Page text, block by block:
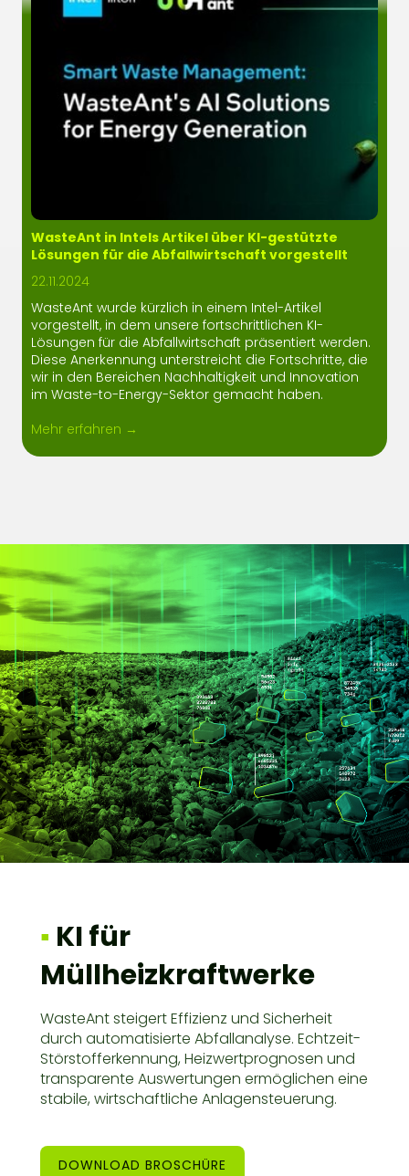
WasteAnt in Intels Artikel über KI-gestützte
Lösungen für die Abfallwirtschaft vorgestellt
22.11.2024
WasteAnt wurde kürzlich in einem Intel-Artikel
vorgestellt, in dem unsere fortschrittlichen KI-
Lösungen für die Abfallwirtschaft präsentiert werden.
Diese Anerkennung unterstreicht die Fortschritte, die
wir in den Bereichen Nachhaltigkeit und Innovation
im Waste-to-Energy-Sektor gemacht haben.
Mehr erfahren →
▪ KI für
Müllheizkraftwerke
WasteAnt steigert Effizienz und Sicherheit
durch automatisierte Abfallanalyse. Echtzeit-
Störstofferkennung, Heizwertprognosen und
transparente Auswertungen ermöglichen eine
stabile, wirtschaftliche Anlagensteuerung.
DOWNLOAD BROSCHÜRE